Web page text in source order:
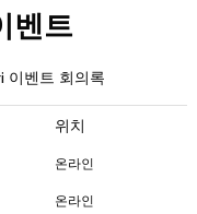
벤트
이벤트 회의록
위치
온라인
온라인